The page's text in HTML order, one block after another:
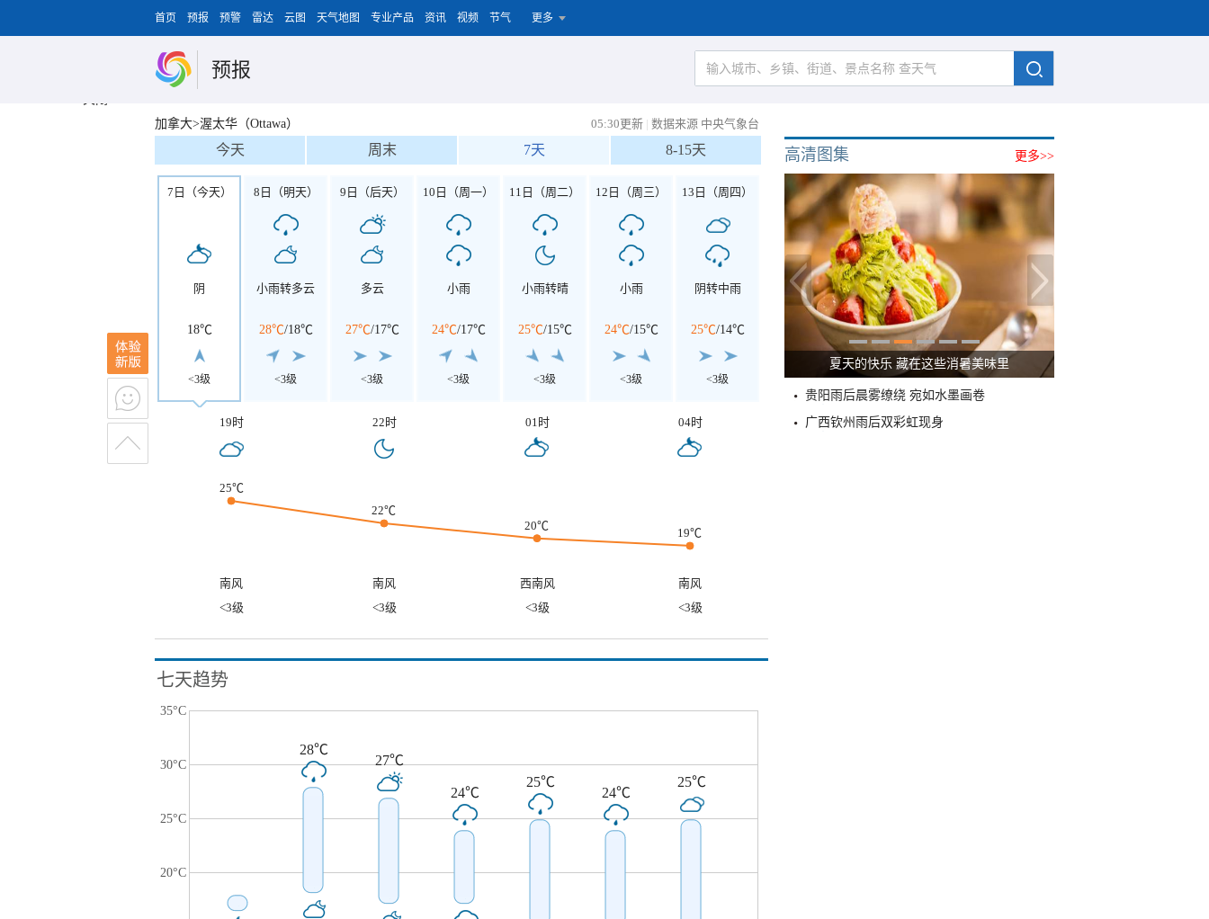
首页 预报 预警 雷达 云图 天气地图 专业产品 资讯 视频 节气 更多
预报
加拿大>渥太华（Ottawa） 05:30更新 | 数据来源 中央气象台
今天 周末 7天 8-15天
7日（今天）
阴
18℃
<3级
8日（明天）
小雨转多云
28℃/18℃
<3级
9日（后天）
多云
27℃/17℃
<3级
10日（周一）
小雨
24℃/17℃
<3级
11日（周二）
小雨转晴
25℃/15℃
<3级
12日（周三）
小雨
24℃/15℃
<3级
13日（周四）
阴转中雨
25℃/14℃
<3级
19时 22时 01时 04时
25℃
22℃
20℃
19℃
南风 南风 西南风
南风
<3级
<3级 <3级 <3级
七天趋势
35°C
30°C
25°C
20°C
28℃
27℃
24℃
25℃
24℃
25℃
更多>>
高清图集
夏天的快乐 藏在这些消暑美味里
贵阳雨后晨雾缭绕 宛如水墨画卷
广西钦州雨后双彩虹现身